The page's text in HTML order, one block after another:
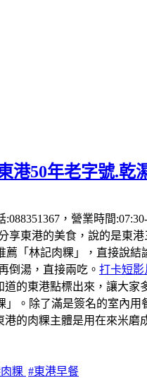
港50年老字號.
，營業時間
享東港的美食，說的是東
「林記肉粿」，直接說
倒湯，直接兩吃。 打卡短影
道的東港點標出來，讓大
。除了滿是簽名的室內
的肉粿主體是用在來米
粿 #東港早餐